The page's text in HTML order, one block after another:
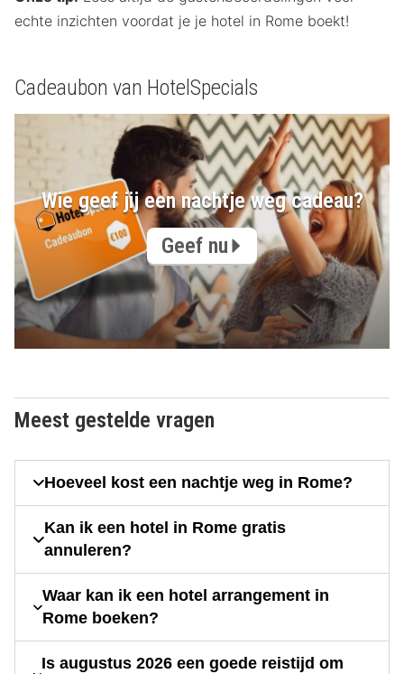
echte inzichten voordat je je hotel in Rome boekt!
Cadeaubon van HotelSpecials
Wie geef jij een nachtje weg cadeau?
Geef nu
Meest gestelde vragen
Hoeveel kost een nachtje weg in Rome?
Kan ik een hotel in Rome gratis
annuleren?
Waar kan ik een hotel arrangement in
Rome boeken?
Is augustus 2026 een goede reistijd om